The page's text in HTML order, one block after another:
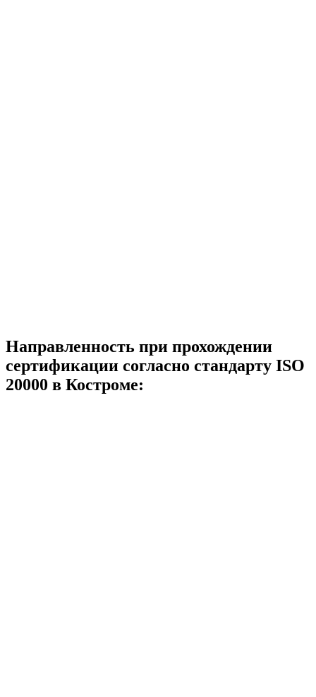
Направленность при прохождении
сертификации согласно стандарту ISO
20000 в Костроме: